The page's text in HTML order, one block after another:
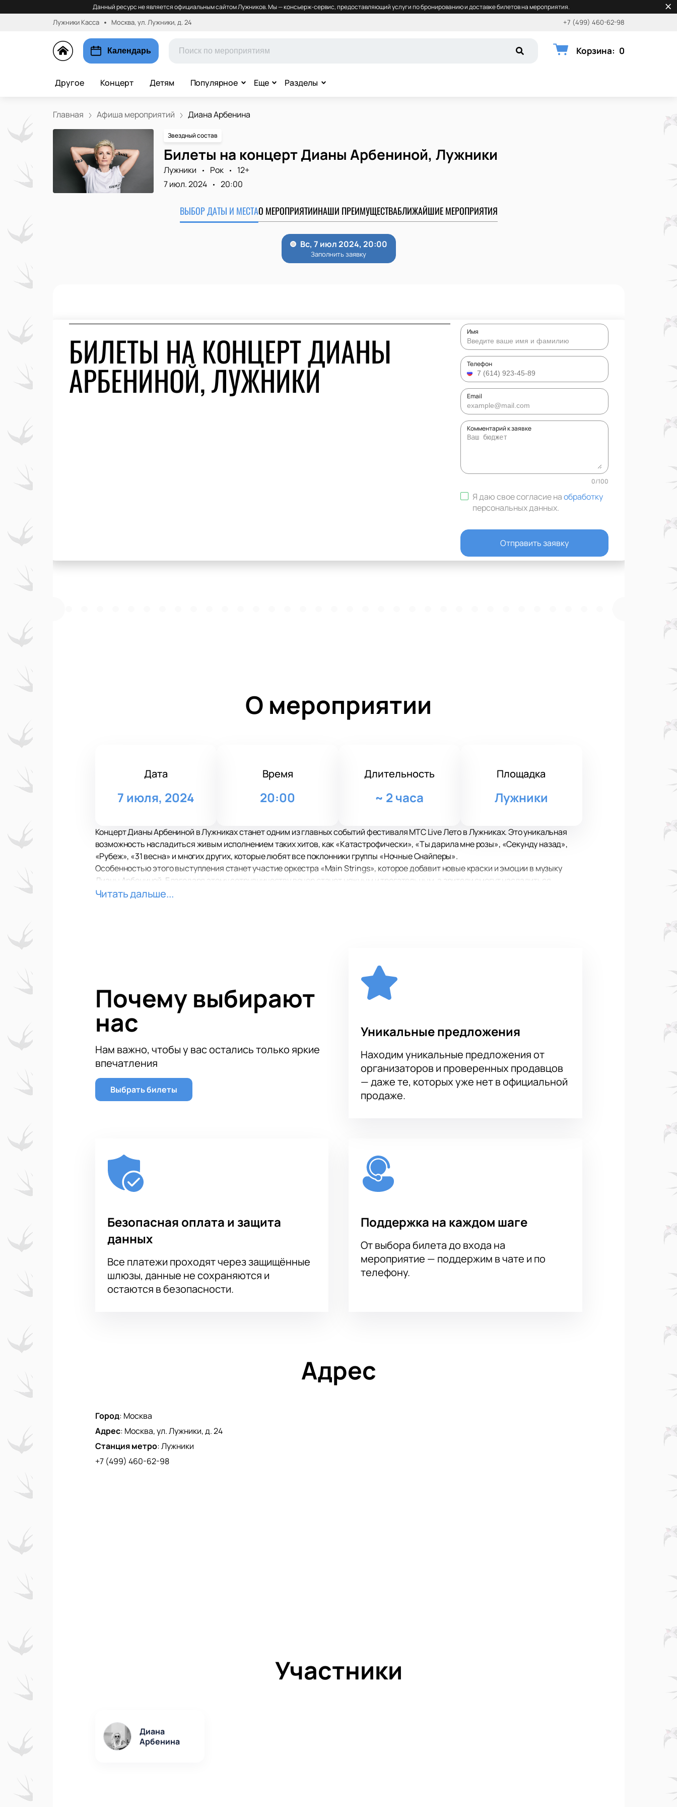
Данный ресурс не является официальным сайтом Лужников. Мы — консьерж-сервис, предоставляющий услуги по бронированию и доставке билетов на мероприятия.
Лужники Касса Москва, ул. Лужники, д. 24 +7 (499) 460-62-98
Календарь Корзина: 0
Другое Концерт Детям Популярное Еще Разделы
Главная Афиша мероприятий Диана Арбенина
Звездный состав
Билеты на концерт Дианы Арбениной, Лужники
Лужники Рок
12+
7 июл. 2024
20:00
ВЫБОР ДАТЫ И МЕСТАО МЕРОПРИЯТИИНАШИ ПРЕИМУЩЕСТВАБЛИЖАЙШИЕ МЕРОПРИЯТИЯ
БИЛЕТЫ НА КОНЦЕРТ ДИАНЫ
АРБЕНИНОЙ, ЛУЖНИКИ
Имя
Телефон
Email
Комментарий к заявке
0/100
Я даю свое согласие наобработку
персональных данных.
Отправить заявку
О мероприятии
Дата
7 июля, 2024
Время
20:00
Длительность
~ 2 часа
Площадка
Лужники
Концерт Дианы Арбениной в Лужниках станет одним из главных событий фестиваля МТС Live Лето в Лужниках. Это уникальная
возможность насладиться живым исполнением таких хитов, как «Катастрофически», «Ты дарила мне розы», «Секунду назад»,
«Рубеж», «31 весна» и многих других, которые любят все поклонники группы «Ночные Снайперы».
Особенностью этого выступления станет участие оркестра «Main Strings», которое добавит новые краски и эмоции в музыку
Дианы Арбениной. Благодаря этому сотрудничеству вечер станет нежным и трогательным, а зрители смогут насладиться
уникальным звучанием и аранжировками песен.
Не упустите возможность насладиться выступлением Дианы Арбениной и оркестра «Main Strings». Купите билеты на концерт
прямо сейчас и получите незабываемые впечатления от этого уникального музыкального события.
Читать дальше...
Почему выбирают
нас
Нам важно, чтобы у вас остались только яркие
впечатления
Выбрать билеты
Уникальные предложения
Находим уникальные предложения от
организаторов и проверенных продавцов
— даже те, которых уже нет в официальной
продаже.
Безопасная оплата и защита
данных
Все платежи проходят через защищённые
шлюзы, данные не сохраняются и
остаются в безопасности.
Поддержка на каждом шаге
От выбора билета до входа на
мероприятие — поддержим в чате и по
телефону.
Адрес
Город: Москва
Адрес: Москва, ул. Лужники, д. 24
Станция метро:Лужники
+7 (499) 460-62-98
Участники
Диана
Арбенина